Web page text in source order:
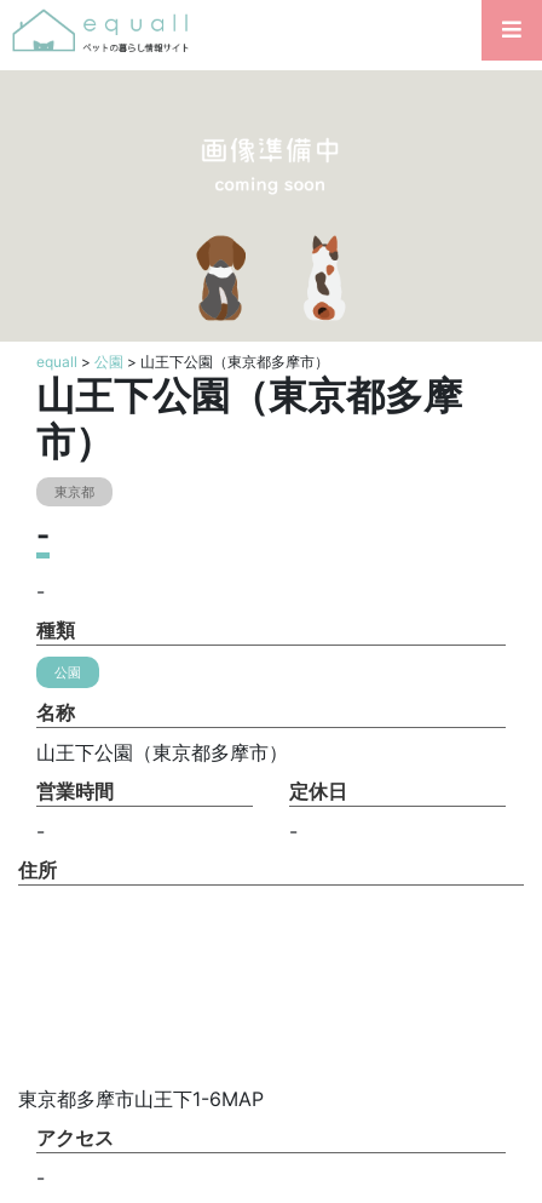
equall > 公園 > 山王下公園（東京都多摩市）
山王下公園（東京都多摩
市）
東京都
-
-
種類
公園
名称
山王下公園（東京都多摩市）
営業時間
-
定休日
-
住所
東京都多摩市山王下1-6MAP
アクセス
-